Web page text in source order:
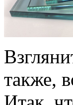
также,